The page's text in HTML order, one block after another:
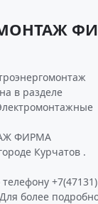
в разделе
ФИРМА
Курчатов .
+7(47131)
более